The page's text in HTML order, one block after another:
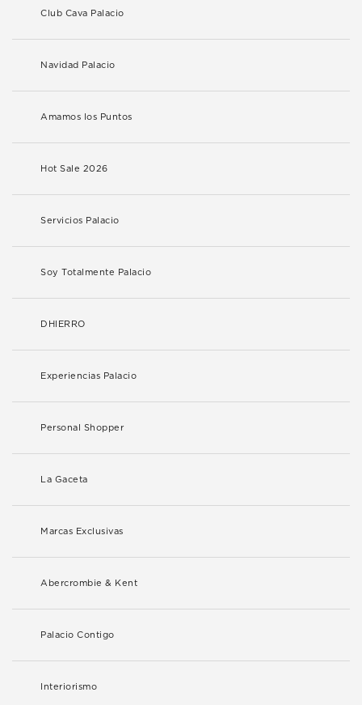
Club Cava Palacio
Navidad Palacio
Amamos los Puntos
Hot Sale 2026
Servicios Palacio
Soy Totalmente Palacio
DHIERRO
Experiencias Palacio
Personal Shopper
La Gaceta
Marcas Exclusivas
Abercrombie & Kent
Palacio Contigo
Interiorismo